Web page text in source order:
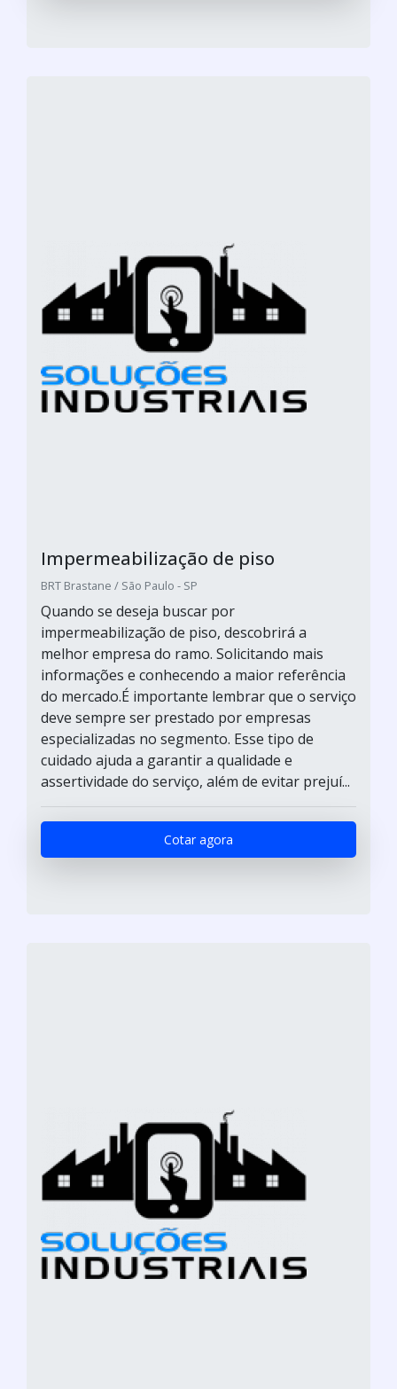
Impermeabilização de piso
BRT Brastane / São Paulo - SP
Quando se deseja buscar por
impermeabilização de piso, descobrirá a
melhor empresa do ramo. Solicitando mais
informações e conhecendo a maior referência
do mercado.É importante lembrar que o serviço
deve sempre ser prestado por empresas
especializadas no segmento. Esse tipo de
cuidado ajuda a garantir a qualidade e
assertividade do serviço, além de evitar prejuí...
Cotar agora